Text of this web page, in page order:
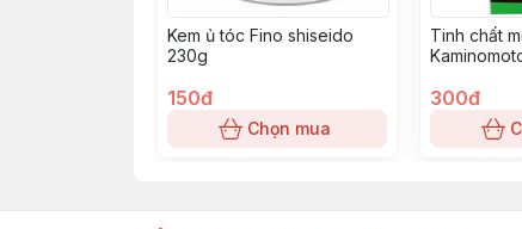
Kem ủ tóc Fino shiseido
230g
150đ
Chọn mua
Tinh chất
300đ